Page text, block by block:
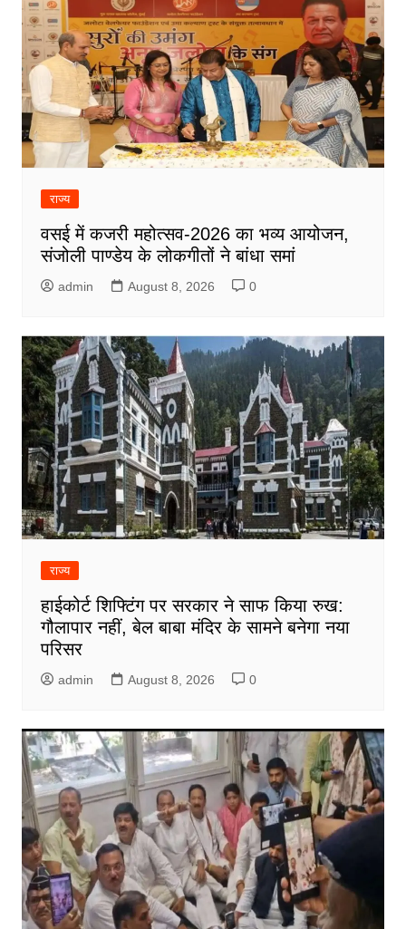
राज्य
वसई में कजरी महोत्सव-2026 का भव्य आयोजन,
संजोली पाण्डेय के लोकगीतों ने बांधा समां
admin August 8, 2026 0
राज्य
हाईकोर्ट शिफ्टिंग पर सरकार ने साफ किया रुख:
गौलापार नहीं, बेल बाबा मंदिर के सामने बनेगा नया
परिसर
admin August 8, 2026 0